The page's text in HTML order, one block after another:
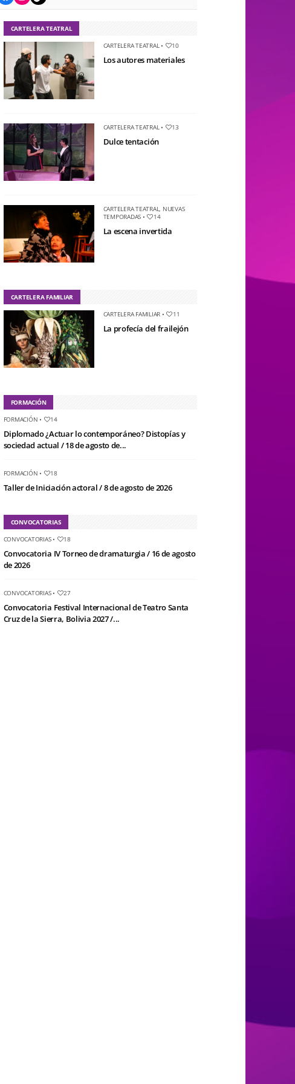
CARTELERA TEATRAL
CARTELERA TEATRAL• 10
Los autores materiales
CARTELERA TEATRAL• 13
Dulce tentación
CARTELERA TEATRAL, NUEVAS
TEMPORADAS • 14
La escena invertida
CARTELERA FAMILIAR
CARTELERA FAMILIAR • 11
La profecía del frailejón
FORMACIÓN
FORMACIÓN • 14
Diplomado ¿Actuar lo contemporáneo? Distopías y
sociedad actual / 18 de agosto de...
FORMACIÓN • 18
Taller de Iniciación actoral / 8 de agosto de 2026
CONVOCATORIAS
CONVOCATORIAS• 18
Convocatoria IV Torneo de dramaturgia / 16 de agosto
de 2026
CONVOCATORIAS• 27
Convocatoria Festival Internacional de Teatro Santa
Cruz de la Sierra, Bolivia 2027 /...